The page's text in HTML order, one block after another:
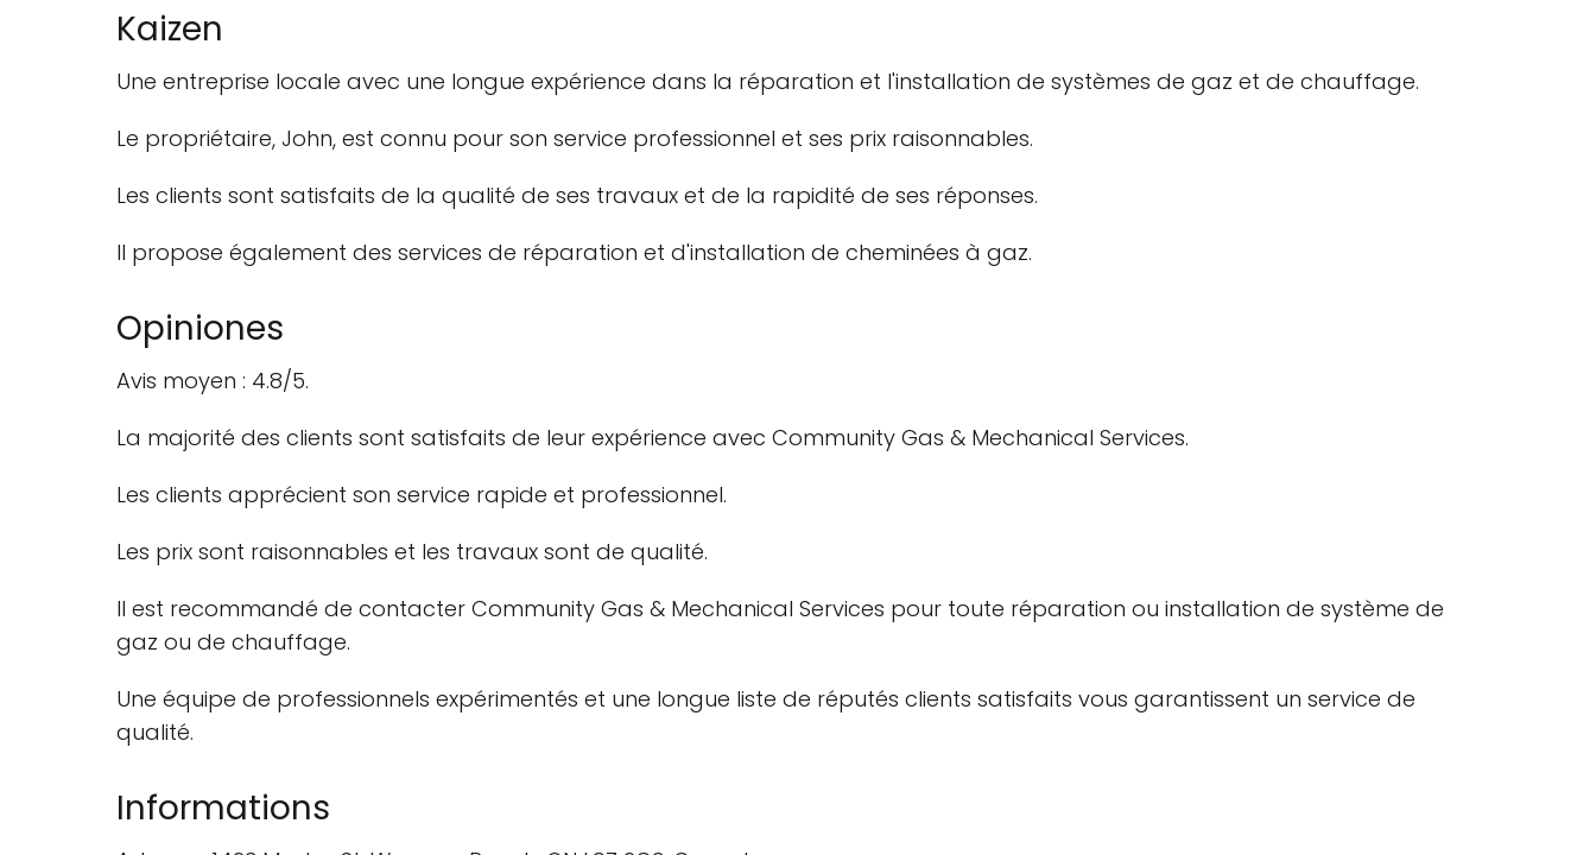
Kaizen
Une entreprise locale avec une longue expérience dans la réparation et l'installation de systèmes de gaz et de chauffage.
Le propriétaire, John, est connu pour son service professionnel et ses prix raisonnables.
Les clients sont satisfaits de la qualité de ses travaux et de la rapidité de ses réponses.
Il propose également des services de réparation et d'installation de cheminées à gaz.
Opiniones
Avis moyen : 4.8/5.
La majorité des clients sont satisfaits de leur expérience avec Community Gas & Mechanical Services.
Les clients apprécient son service rapide et professionnel.
Les prix sont raisonnables et les travaux sont de qualité.
Il est recommandé de contacter Community Gas & Mechanical Services pour toute réparation ou installation de système de
gaz ou de chauffage.
Une équipe de professionnels expérimentés et une longue liste de réputés clients satisfaits vous garantissent un service de
qualité.
Informations